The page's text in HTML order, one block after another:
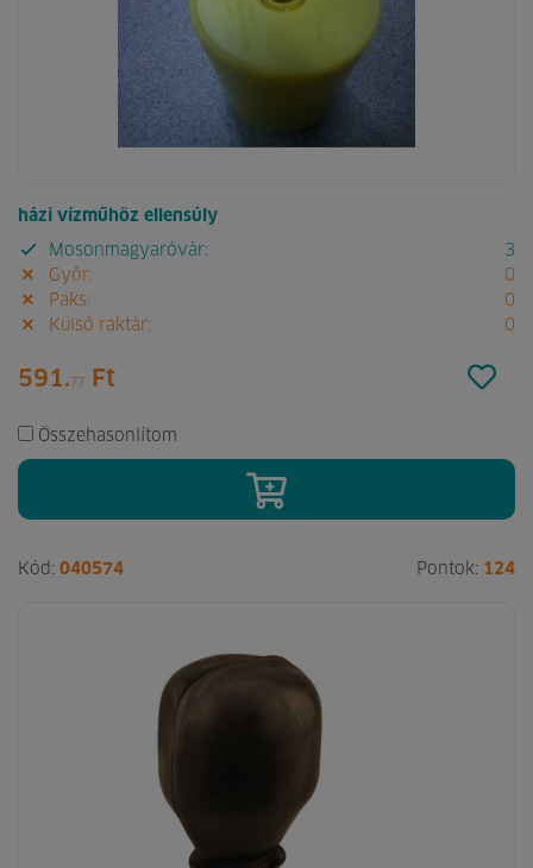
házi vízműhöz ellensúly
Mosonmagyaróvár:
3
Győr:
0
Paks:
0
Külső raktár:
0
591. 77 Ft
Összehasonlítom
Kód: 040574 Pontok: 124